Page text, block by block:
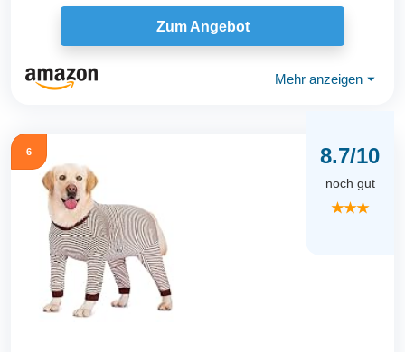
Sleeve Hund...
Zum Angebot
Mehr anzeigen ⏷
6 8.7/10
noch gut
★★★